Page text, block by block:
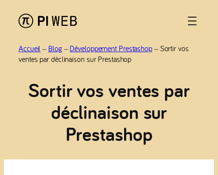
Accueil – Blog– Développement Prestashop– Sortir vos
ventes par déclinaison sur Prestashop
Sortir vos ventes par
déclinaison sur
Prestashop